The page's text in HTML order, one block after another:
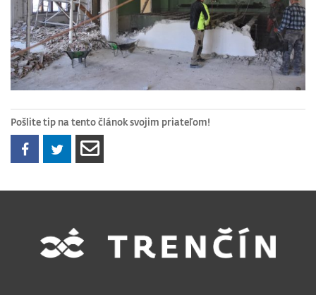
Pošlite tip na tento článok svojim priateľom!